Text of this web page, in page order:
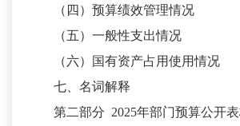
（四）预算绩效管理情况
（五）一般性支出情况
（六）国有资产占用使用情况
七、名词解释
第二部分 2025年部门预算公开